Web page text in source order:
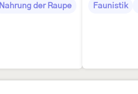
Nahrung der Raupe Faunistik